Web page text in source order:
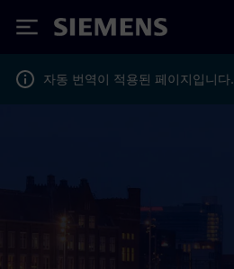
Siemens
자동 번역이 적용된 페이지입니다.